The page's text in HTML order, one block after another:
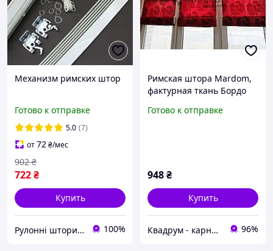
Механизм римских штор
Готово к отправке
5.0 (7)
от72₴/мес
722₴
902 ₴
Купить
Рулонні штори DomRolet 100%
Римская штора Mardom,
фактурная ткань Бордо
Готово к отправке
948₴
Купить
Квадрум - карнизи 96%